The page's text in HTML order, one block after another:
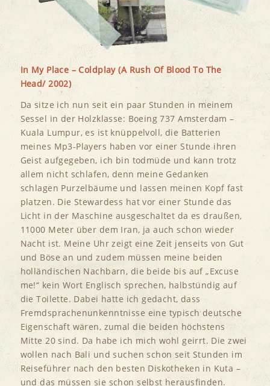
In My Place – Coldplay (A Rush Of Blood To The
Head/ 2002)
Da sitze ich nun seit ein paar Stunden in meinem
Sessel in der Holzklasse: Boeing 737 Amsterdam –
Kuala Lumpur, es ist knüppelvoll, die Batterien
meines Mp3-Players haben vor einer Stunde ihren
Geist aufgegeben, ich bin todmüde und kann trotz
allem nicht schlafen, denn meine Gedanken
schlagen Purzelbäume und lassen meinen Kopf fast
platzen. Die Stewardess hat vor einer Stunde das
Licht in der Maschine ausgeschaltet da es draußen,
11000 Meter über dem Iran, ja auch schon wieder
Nacht ist. Meine Uhr zeigt eine Zeit jenseits von Gut
und Böse an und zudem müssen meine beiden
holländischen Nachbarn, die beide bis auf „Excuse
me!“ kein Wort Englisch sprechen, halbstündig auf
die Toilette. Dabei hatte ich gedacht, dass
Fremdsprachenunkenntnisse eine typisch deutsche
Eigenschaft wären, zumal die beiden höchstens
Mitte 20 sind. Da habe ich mich wohl geirrt. Die zwei
wollen nach Bali und suchen schon seit Stunden im
Reiseführer nach den besten Diskotheken in Kuta –
und das müssen sie schon selbst herausfinden.